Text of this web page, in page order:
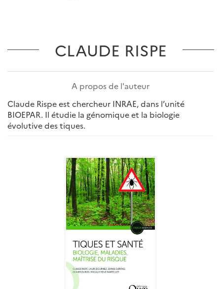
CLAUDE RISPE
A propos de l'auteur
Claude Rispe est chercheur INRAE, dans l’unité
BIOEPAR. Il étudie la génomique et la biologie
évolutive des tiques.